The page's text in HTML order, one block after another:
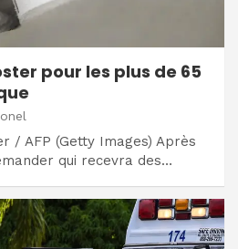
pour les plus de 65
/ AFP (Getty Images) Après
qui recevra des…